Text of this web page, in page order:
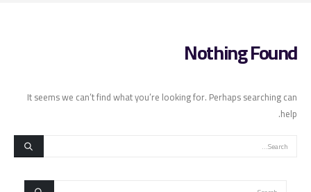
Nothing Found
It seems we can’t find what you’re looking for. Perhaps searching can
help.